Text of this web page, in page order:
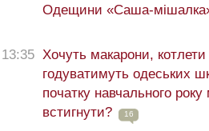
Одещини «Саша-
13:35 Хочуть макарони,
годуватимуть одеських
початку навчального
встигнути?
16